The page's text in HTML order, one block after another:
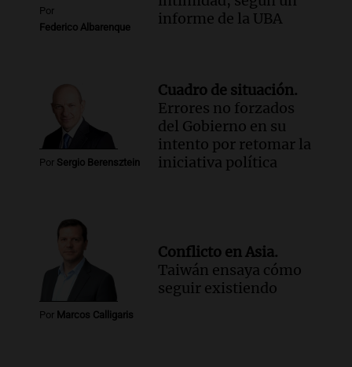
Por
Federico Albarenque
informe de la UBA
Por Sergio Berensztein
Cuadro de situación.
Errores no forzados
del Gobierno en su
intento por retomar la
iniciativa política
Por Marcos Calligaris
Conflicto en Asia.
Taiwán ensaya cómo
seguir existiendo